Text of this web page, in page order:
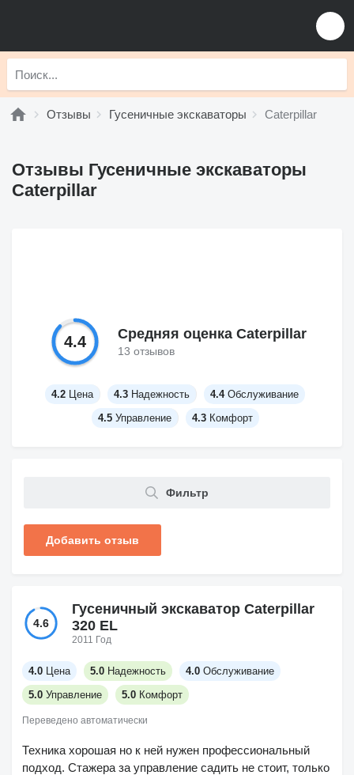
Отзывы Гусеничные экскаваторы Caterpillar
Отзывы Гусеничные экскаваторы
Caterpillar
4.4 Средняя оценка Caterpillar
13 отзывов
4.2 Цена 4.3 Надежность 4.4Обслуживание
4.5Управление 4.3Комфорт
Фильтр
Добавить отзыв
4.6
Гусеничный экскаватор Caterpillar
320 EL
2011 Год
4.0 Цена 5.0 Надежность 4.0 Обслуживание
5.0 Управление 5.0 Комфорт
Переведено автоматически
Техника хорошая но к ней нужен профессиональный
подход. Стажера за управление садить не стоит, только